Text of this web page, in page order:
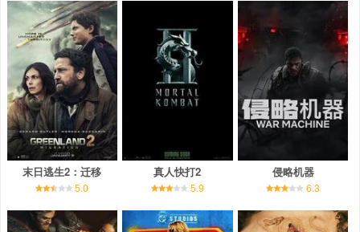
末日逃生2：迁移
5.0
真人快打2
5.9
侵略机器
6.3